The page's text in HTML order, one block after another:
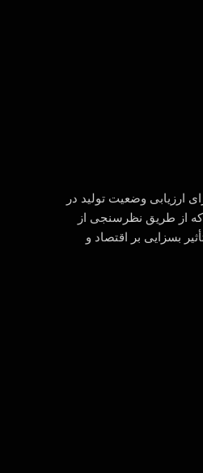
ارزیابی وضعیت تولید در
از طریق نظرسنجی از
بسزایی بر اقتصاد و